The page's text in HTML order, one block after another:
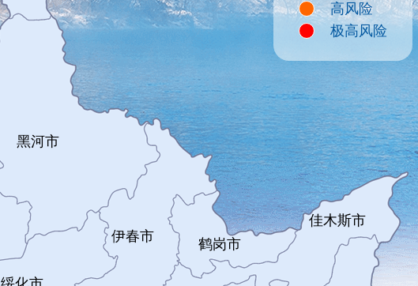
黑河市
伊春市 鹤岗市
佳木斯市
高风险
极高风险